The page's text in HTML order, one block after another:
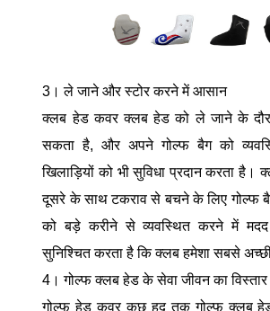
3। ले जाने और स्टोर करने में आसान
क्लब हेड कवर क्लब हेड को ले जाने के
सकता है, और अपने गोल्फ बैग को
खिलाड़ियों को भी सुविधा प्रदान करता है।
दूसरे के साथ टकराव से बचने के लिए गोल्फ
को बड़े करीने से व्यवस्थित करने में
सुनिश्चित करता है कि क्लब हमेशा सबसे
4। गोल्फ क्लब हेड के सेवा जीवन का
गोल्फ हेड कवर कुछ हद तक गोल्फ क्लब